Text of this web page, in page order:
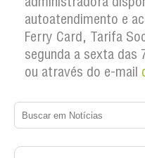
autoatendimento e
Ferry Card, Tarifa
segunda a sexta das
ou através do e-mail